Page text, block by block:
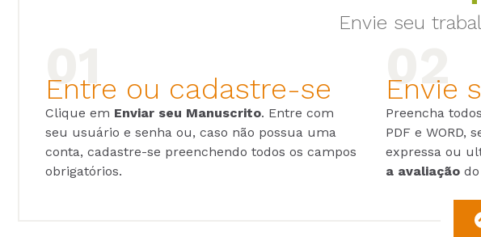
Envie seu
Entre ou cadastre-se
Clique em Enviar seu Manuscrito. Entre com
seu usuário e senha ou, caso não possua uma
conta, cadastre-se preenchendo todos os campos
obrigatórios.
Envie
Preencha
PDF e WORD,
expressa ou
a avaliação